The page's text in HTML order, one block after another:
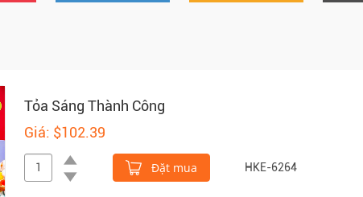
Tỏa Sáng Thành Công
Giá: $102.39
Đặt mua HKE-6264